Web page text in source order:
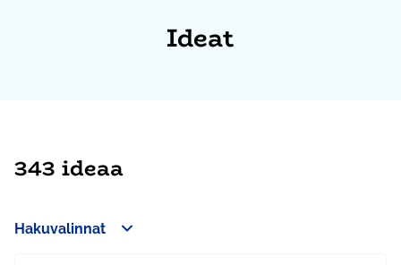
Ideat
343 ideaa
Hakuvalinnat